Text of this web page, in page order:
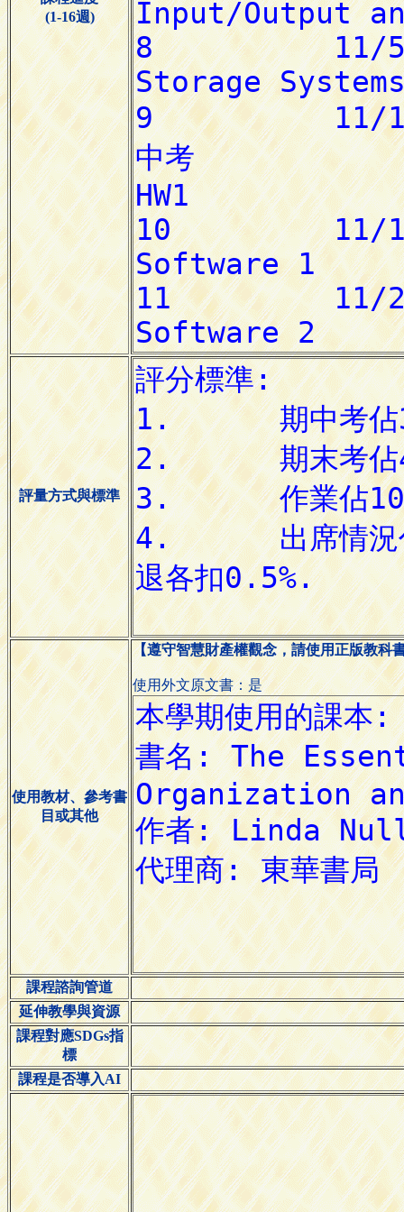
(1-16週)
評量方式與標準
使用教材、參考書
目或其他
【遵守智慧財產權觀念，請使用正版教科
使用外文原文書：是
課程諮詢管道
延伸教學與資源
課程對應SDGs指
標
課程是否導入AI